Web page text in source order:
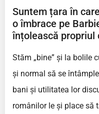
Suntem țara în
o îmbrace pe
înțolească propriul
Stăm „bine” și la bolile
și normal să se
bani și utilitatea lor
românilor le și place să